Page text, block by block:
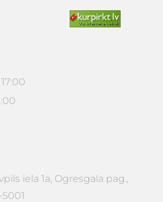
iela 1a, Ogresgala pag.,